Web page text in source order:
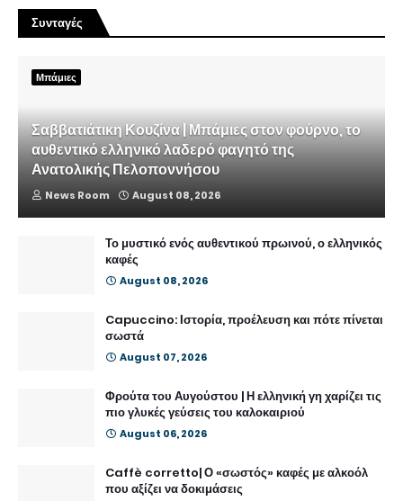
Συνταγές
Μπάμιες
Σαββατιάτικη Κουζίνα | Μπάμιες στον φούρνο, το
αυθεντικό ελληνικό λαδερό φαγητό της
Ανατολικής Πελοποννήσου
News Room August 08, 2026
Το μυστικό ενός αυθεντικού πρωινού, ο ελληνικός
καφές
August 08, 2026
Capuccino: Ιστορία, προέλευση και πότε πίνεται
σωστά
August 07, 2026
Φρούτα του Αυγούστου | Η ελληνική γη χαρίζει τις
πιο γλυκές γεύσεις του καλοκαιριού
August 06, 2026
Caffè corretto| Ο «σωστός» καφές με αλκοόλ
που αξίζει να δοκιμάσεις